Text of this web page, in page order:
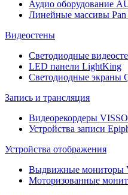
Аудио оборудование
Линейные массивы Pan
Видеостены
Светодиодные
LED панели LightKing
Светодиодные экраны
Запись и трансляция
Видеорекордеры
Устройства записи
Устройства отображения
Выдвижные мониторы
Моторизованные